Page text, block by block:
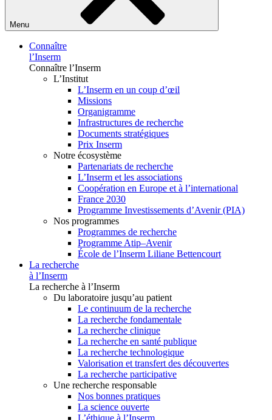
Menu
Connaître
l’Inserm
Connaître l’Inserm
L’Institut
L’Inserm en un coup d’œil
Missions
Organigramme
Infrastructures de recherche
Documents stratégiques
Prix Inserm
Notre écosystème
Partenariats de recherche
L’Inserm et les associations
Coopération en Europe et à l’international
France 2030
Programme Investissements d’Avenir (PIA)
Nos programmes
Programmes de recherche
Programme Atip–Avenir
École de l’Inserm Liliane Bettencourt
La recherche
à l’Inserm
La recherche à l’Inserm
Du laboratoire jusqu’au patient
Le continuum de la recherche
La recherche fondamentale
La recherche clinique
La recherche en santé publique
La recherche technologique
Valorisation et transfert des découvertes
La recherche participative
Une recherche responsable
Nos bonnes pratiques
La science ouverte
L’éthique à l’Inserm